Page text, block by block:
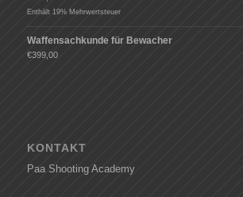
Enthält 19% Mehrwertsteuer
Waffensachkunde für Bewacher
€399,00
KONTAKT
Paa Shooting Academy